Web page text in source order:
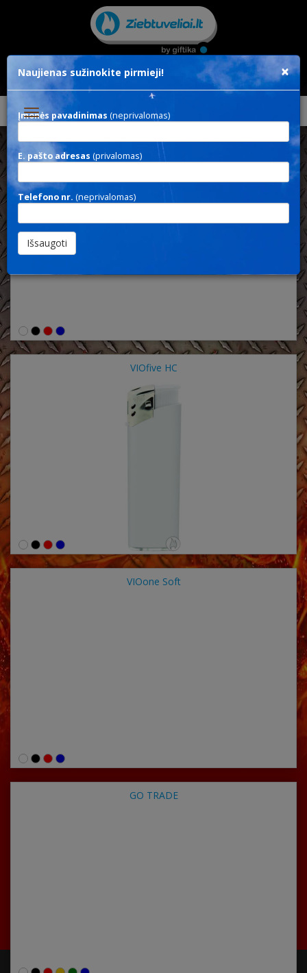
Toggle
VIOone HC
VIOfive HC
VIOone Soft
GO TRADE
×
Naujienas sužinokite pirmieji!
Įmonės pavadinimas (neprivalomas)
E. pašto adresas (privalomas)
Telefono nr. (neprivalomas)